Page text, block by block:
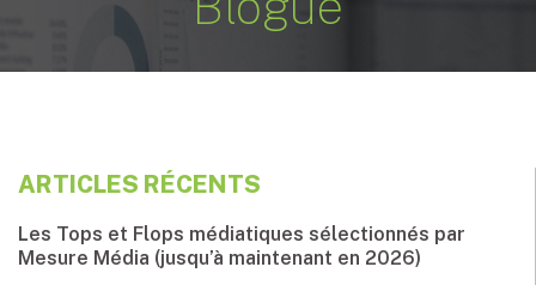
ARTICLES RÉCENTS
Les Tops et Flops médiatiques sélectionnés par
Mesure Média (jusqu’à maintenant en 2026)